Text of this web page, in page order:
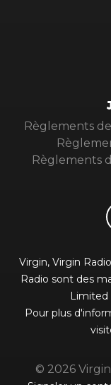
Règlements
Règlements
Virgin, Virgin
Radio sont des
Limited
Pour plus
© 2026